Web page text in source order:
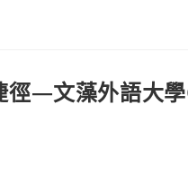
徑—文藻外語大